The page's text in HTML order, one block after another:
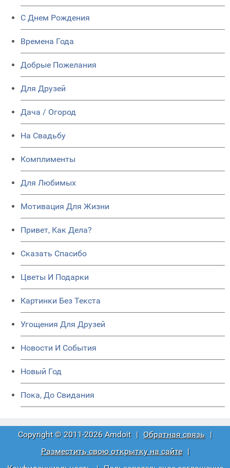
C Днем Рождения
Времена Года
Добрые Пожелания
Для Друзей
Дача / Огород
На Свадьбу
Комплименты
Для Любимых
Мотивация Для Жизни
Привет, Как Дела?
Сказать Спасибо
Цветы И Подарки
Картинки Без Текста
Угощения Для Друзей
Новости И События
Новый Год
Пока, До Свидания
Copyright © 2011-2026 Amdoit | Обратная связь |
Разместить свою открытку на сайте
|